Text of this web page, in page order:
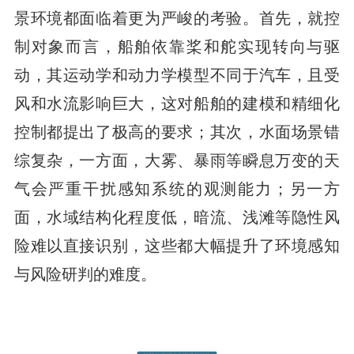
景环境都面临着更为严峻的考验。首先，就控
制对象而言，船舶依靠桨和舵实现转向与驱
动，其运动学和动力学模型不同于汽车，且受
风和水流影响巨大，这对船舶的建模和精细化
控制都提出了极高的要求；其次，水面场景错
综复杂，一方面，大雾、暴雨等瞬息万变的天
气会严重干扰感知系统的观测能力；另一方
面，水域结构化程度低，暗流、浅滩等隐性风
险难以直接识别，这些都大幅提升了环境感知
与风险研判的难度。